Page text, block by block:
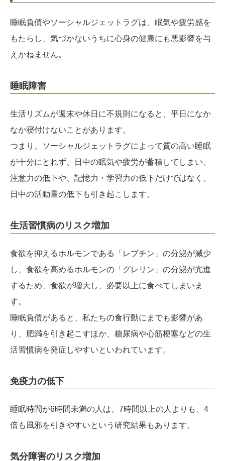
睡眠負債やソーシャルジェットラグは、眠気や疲労感を
もたらし、気づかないうちに心身の健康にも悪影響を与
えかねません。
睡眠障害
生活リズムが週末や休日に不規則になると、平日になか
なか寝付けないことがあります。
つまり、ソーシャルジェットラグによって質の高い睡眠
が十分にとれず、日中の眠気や疲労が蓄積してしまい、
注意力の低下や、記憶力・学習力の低下だけではなく、
日中の活動量の低下も引き起こします。
生活習慣病のリスク増加
食欲を抑えるホルモンである「レプチン」の分泌が減少
し、食欲を高めるホルモンの「グレリン」の分泌が亢進
するため、食欲が増大し、必要以上に食べてしまいま
す。
睡眠負債があると、私たちの食行動にまでも影響があ
り、肥満を引き起こすほか、糖尿病や心筋梗塞などの生
活習慣病を発症しやすいといわれています。
免疫力の低下
睡眠時間が6時間未満の人は、7時間以上の人よりも、4
倍も風邪を引きやすいという研究結果もあります。
気分障害のリスク増加